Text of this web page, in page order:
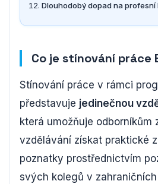
Dlouhodobý dopad na profesní
Co je stínování práce
Stínování práce v rámci
představuje jedinečnou
která umožňuje odborníkům
vzdělávání získat praktické
poznatky prostřednictvím
svých kolegů v